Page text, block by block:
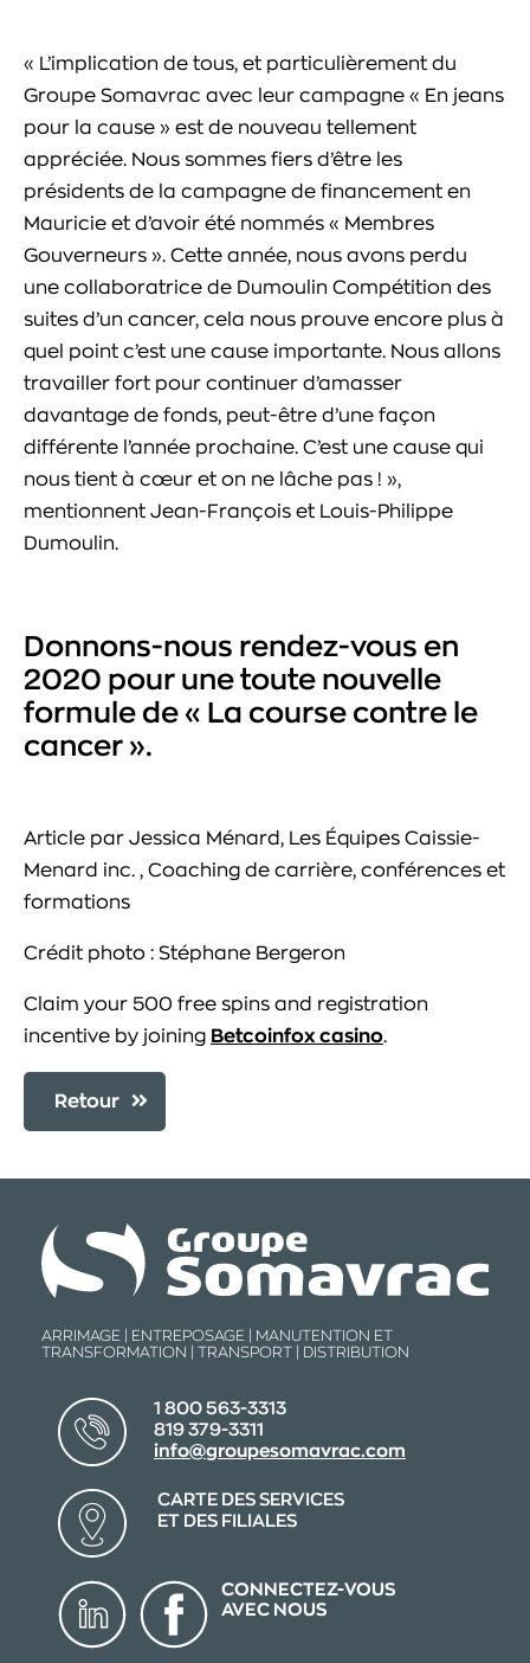
« L’implication de tous, et particulièrement du
Groupe Somavrac avec leur campagne « En jeans
pour la cause » est de nouveau tellement
appréciée. Nous sommes fiers d’être les
présidents de la campagne de financement en
Mauricie et d’avoir été nommés « Membres
Gouverneurs ». Cette année, nous avons perdu
une collaboratrice de Dumoulin Compétition des
suites d’un cancer, cela nous prouve encore plus à
quel point c’est une cause importante. Nous allons
travailler fort pour continuer d’amasser
davantage de fonds, peut-être d’une façon
différente l’année prochaine. C’est une cause qui
nous tient à cœur et on ne lâche pas ! »,
mentionnent Jean-François et Louis-Philippe
Dumoulin.
Donnons-nous rendez-vous en
2020 pour une toute nouvelle
formule de « La course contre le
cancer ».
Article par Jessica Ménard, Les Équipes Caissie-
Menard inc. , Coaching de carrière, conférences et
formations
Crédit photo : Stéphane Bergeron
Claim your 500 free spins and registration
incentive by joining Betcoinfox casino.
Retour
ARRIMAGE | ENTREPOSAGE | MANUTENTION ET
TRANSFORMATION | TRANSPORT | DISTRIBUTION
1 800 563-3313
819 379-3311
info@groupesomavrac.com
CARTE DES SERVICES
ET DES FILIALES
CONNECTEZ-VOUS
AVEC NOUS